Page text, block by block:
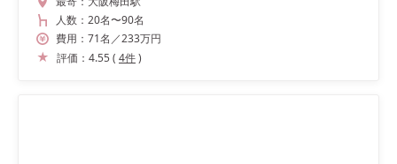
人数： 20名〜90名
費用： 71名 ／233万円
評価： 4.55( 4件)